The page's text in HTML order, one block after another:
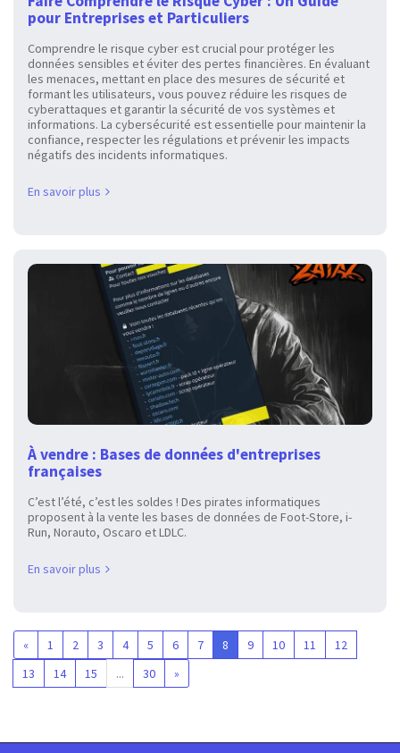
pour Entreprises et Particuliers
Comprendre le risque cyber est crucial pour protéger les
données sensibles et éviter des pertes financières. En évaluant
les menaces, mettant en place des mesures de sécurité et
formant les utilisateurs, vous pouvez réduire les risques de
cyberattaques et garantir la sécurité de vos systèmes et
informations. La cybersécurité est essentielle pour maintenir la
confiance, respecter les régulations et prévenir les impacts
négatifs des incidents informatiques.
En savoir plus
À vendre : Bases de données d'entreprises
françaises
C’est l’été, c’est les soldes ! Des pirates informatiques
proposent à la vente les bases de données de Foot-Store, i-
Run, Norauto, Oscaro et LDLC.
En savoir plus
« 1 2 3 4 5 6 7 8 9 10 11
12
13
14 15 ... 30 »